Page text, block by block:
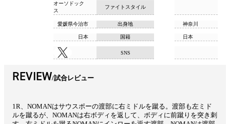
ファイトスタイル
オーソドック
ス
出身地
愛媛県今治市 神奈川
国籍
日本 日本
SNS
REVIEW 試合レビュー
1R、NOMANはサウスポーの渡部に右ミドルを蹴る。渡部も左ミド
ルを蹴るが、NOMANは右ボディを返して、ボディに前蹴りを突き刺